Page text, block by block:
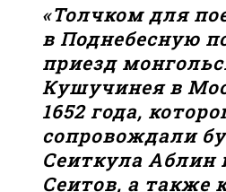
«Толчком для
в Поднебесную
приезд
Кушучинея в
1652 года,
сопровождали
Сеиткула Аблин
Сеитов, а также